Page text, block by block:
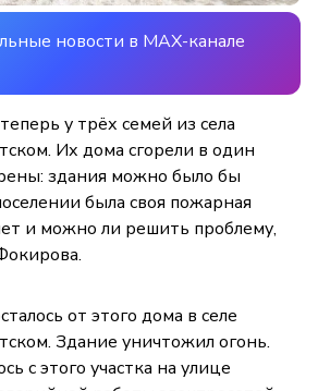
новости в MAX-канале
у трёх семей из села
Их дома сгорели в один
здания можно было бы
была своя пожарная
и можно ли решить проблему,
от этого дома в селе
Здание уничтожил огонь.
с этого участка на улице